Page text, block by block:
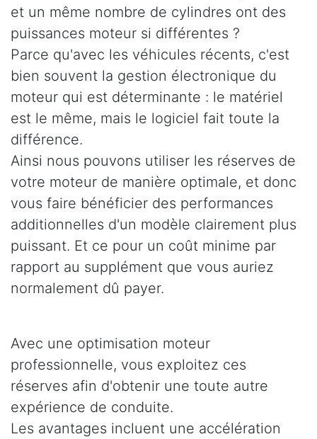
et un même nombre de cylindres ont des
puissances moteur si différentes ?
Parce qu'avec les véhicules récents, c'est
bien souvent la gestion électronique du
moteur qui est déterminante : le matériel
est le même, mais le logiciel fait toute la
différence.
Ainsi nous pouvons utiliser les réserves de
votre moteur de manière optimale, et donc
vous faire bénéficier des performances
additionnelles d'un modèle clairement plus
puissant. Et ce pour un coût minime par
rapport au supplément que vous auriez
normalement dû payer.
Avec une optimisation moteur
professionnelle, vous exploitez ces
réserves afin d'obtenir une toute autre
expérience de conduite.
Les avantages incluent une accélération